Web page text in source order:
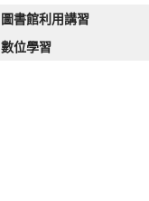
圖書館利用講習
數位學習